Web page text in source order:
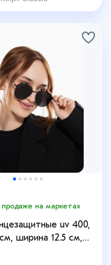
продаже на маркетах
uv 400,
ширина 12.5 см,